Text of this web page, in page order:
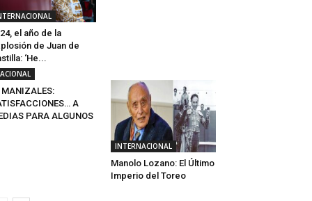
el año de la
de Juan de
‘He...
MANIZALES:
A
PARA ALGUNOS
INTERNACIONAL
Manolo Lozano: El Último
Imperio del Toreo